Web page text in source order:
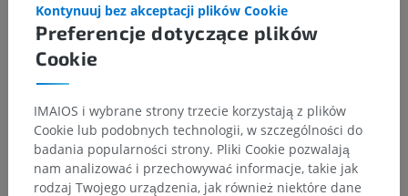
Powiązane struktury:Nie istnieją struktury powiązane
z tą częścią ciała
Tłumaczenia
Preferencje dotyczące plików
Cookie
Kontynuuj bez akceptacji plików Cookie
IMAIOS i wybrane strony trzecie korzystają z plików
Cookie lub podobnych technologii, w szczególności do
badania popularności strony. Pliki Cookie pozwalają
nam analizować i przechowywać informacje, takie jak
rodzaj Twojego urządzenia, jak również niektóre dane